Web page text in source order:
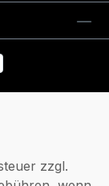
zzgl.